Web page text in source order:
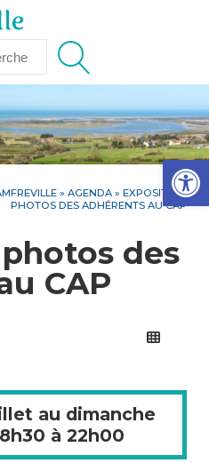
» AGENDA » EXPOSITION
PHOTOS DES ADHÉRENTS AU CAP
des
CAP
au dimanche
à 22h00